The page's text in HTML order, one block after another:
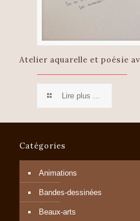
Atelier aquarelle et poésie
Lire plus ...
Catégories
Animations
Bandes-dessinées
Beaux-arts